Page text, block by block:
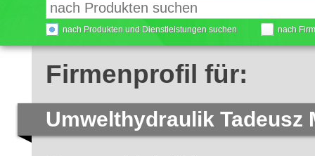
nach Produkten und Dienstleistungen suchen nach
Firmenprofil für:
Umwelthydraulik Tadeusz